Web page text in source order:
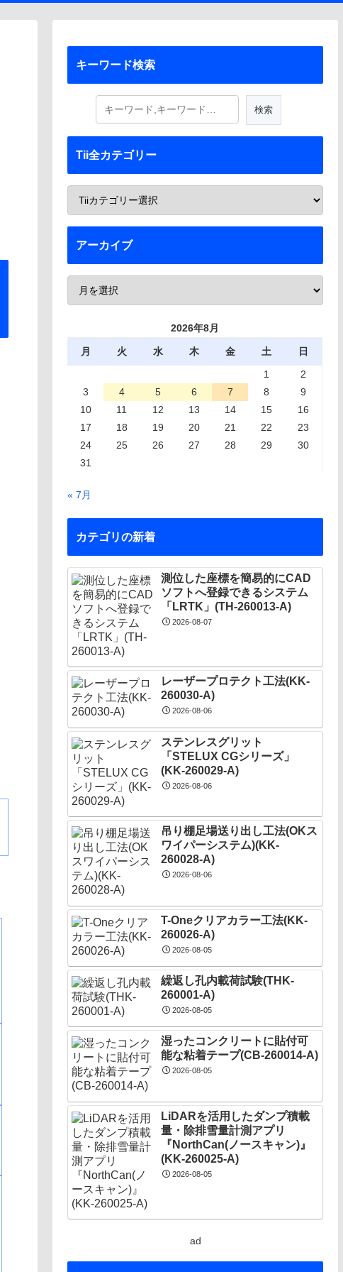
キーワード検索
Tii全カテゴリー
アーカイブ
2026年8月
月 火 水 木 金 土
日
1
2
3
4 5 6 7 8
9
10
11 12 13 14 15
16
17
18 19 20 21 22
23
24
25 26 27 28 29
30
31
« 7月
カテゴリの新着
測位した座標を簡易的にCAD
ソフトへ登録できるシステム
「LRTK」(TH-260013-A)
2026-08-07
レーザープロテクト⼯法(KK-
260030-A)
2026-08-06
ステンレスグリット
「STELUX CGシリーズ」
(KK-260029-A)
2026-08-06
吊り棚足場送り出し工法(OKス
ワイパーシステム)(KK-
260028-A)
2026-08-06
T-Oneクリアカラー工法(KK-
260026-A)
2026-08-05
繰返し孔内載荷試験(THK-
260001-A)
2026-08-05
湿ったコンクリートに貼付可
能な粘着テープ(CB-260014-A)
2026-08-05
LiDARを活用したダンプ積載
量・除排雪量計測アプリ
『NorthCan(ノースキャン)』
(KK-260025-A)
2026-08-05
ad